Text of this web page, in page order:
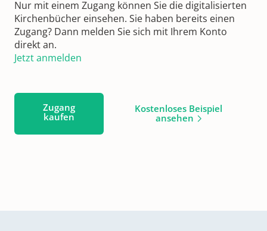
Nur mit einem Zugang können Sie die digitalisierten
Kirchenbücher einsehen. Sie haben bereits einen
Zugang? Dann melden Sie sich mit Ihrem Konto
direkt an.
Jetzt anmelden
Zugang
kaufen
Kostenloses Beispiel
ansehen